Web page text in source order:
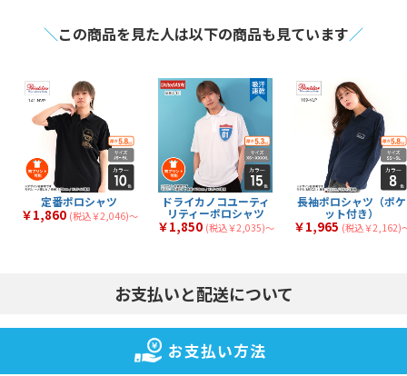
＼この商品を見た人は以下の商品も見ています／
定番ポロシャツ
￥1,860 (税込￥2,046)〜
ドライカノコユーティ
リティーポロシャツ
￥1,850 (税込￥2,035)〜
長袖ポロシャツ（ポケ
ット付き）
￥1,965 (税込￥2,162)
お支払いと配送について
お支払い方法